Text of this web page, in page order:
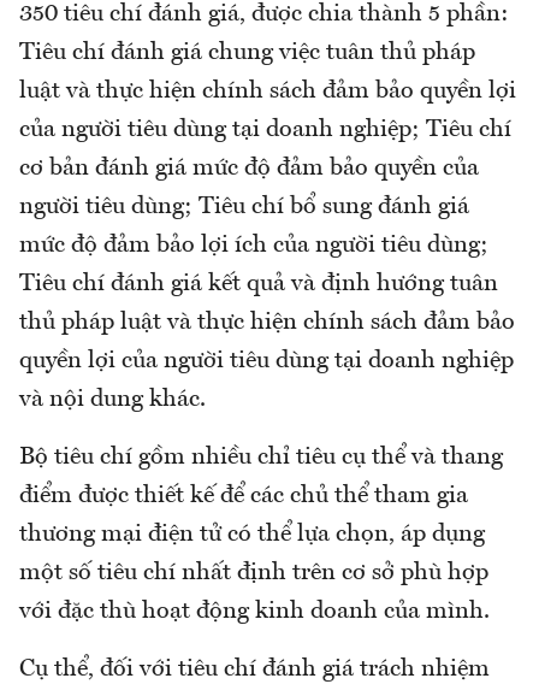
350 tiêu chí đánh giá, được chia thành 5 phần:
Tiêu chí đánh giá chung việc tuân thủ pháp
luật và thực hiện chính sách đảm bảo quyền lợi
của người tiêu dùng tại doanh nghiệp; Tiêu chí
cơ bản đánh giá mức độ đảm bảo quyền của
người tiêu dùng; Tiêu chí bổ sung đánh giá
mức độ đảm bảo lợi ích của người tiêu dùng;
Tiêu chí đánh giá kết quả và định hướng tuân
thủ pháp luật và thực hiện chính sách đảm bảo
quyền lợi của người tiêu dùng tại doanh nghiệp
và nội dung khác.
Bộ tiêu chí gồm nhiều chỉ tiêu cụ thể và thang
điểm được thiết kế để các chủ thể tham gia
thương mại điện tử có thể lựa chọn, áp dụng
một số tiêu chí nhất định trên cơ sở phù hợp
với đặc thù hoạt động kinh doanh của mình.
Cụ thể, đối với tiêu chí đánh giá trách nhiệm